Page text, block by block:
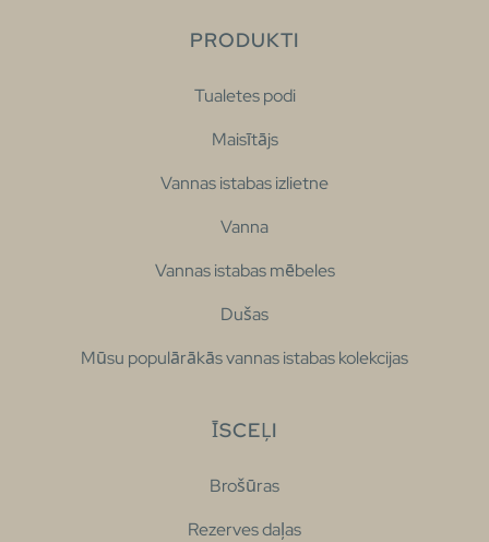
PRODUKTI
Tualetes podi
Maisītājs
Vannas istabas izlietne
Vanna
Vannas istabas mēbeles
Dušas
Mūsu populārākās vannas istabas kolekcijas
ĪSCEĻI
Brošūras
Rezerves daļas